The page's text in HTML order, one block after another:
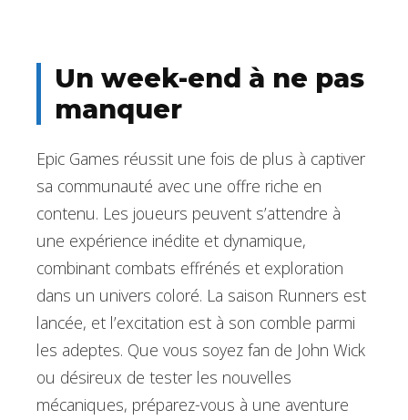
Un week-end à ne pas
manquer
Epic Games réussit une fois de plus à captiver
sa communauté avec une offre riche en
contenu. Les joueurs peuvent s’attendre à
une expérience inédite et dynamique,
combinant combats effrénés et exploration
dans un univers coloré. La saison Runners est
lancée, et l’excitation est à son comble parmi
les adeptes. Que vous soyez fan de John Wick
ou désireux de tester les nouvelles
mécaniques, préparez-vous à une aventure